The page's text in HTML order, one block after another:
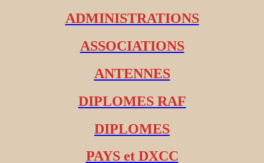
ADMINISTRATIONS
ASSOCIATIONS
ANTENNES
DIPLOMES RAF
DIPLOMES
PAYS et DXCC